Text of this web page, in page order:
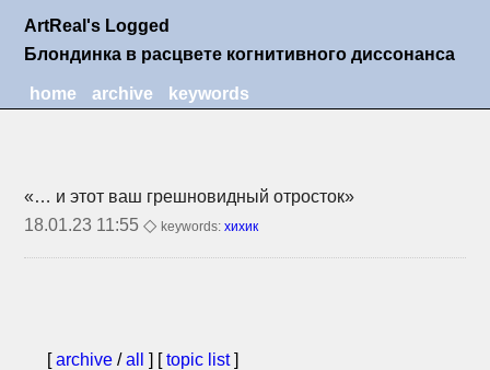
ArtReal's Logged
Блондинка в расцвете когнитивного диссонанса
home archive keywords
«… и этот ваш грешновидный отросток»
18.01.23 11:55 ◇ keywords:хихик
[archive/all ] [topic list]